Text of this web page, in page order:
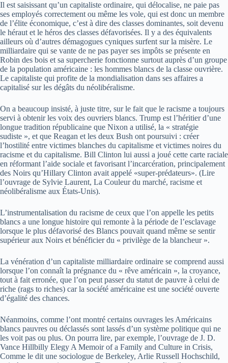
Il est saisissant qu’un capitaliste ordinaire, qui délocalise, ne paie pas
ses employés correctement ou même les vole, qui est donc un membre
de l’élite économique, c’est à dire des classes dominantes, soit devenu
le héraut et le héros des classes défavorisées. Il y a des équivalents
ailleurs où d’autres démagogues cyniques surfent sur la misère. Le
milliardaire qui se vante de ne pas payer ses impôts se présente en
Robin des bois et sa supercherie fonctionne surtout auprès d’un groupe
de la population américaine : les hommes blancs de la classe ouvrière.
Le capitaliste qui profite de la mondialisation dans ses affaires a
capitalisé sur les dégâts du néolibéralisme.
On a beaucoup insisté, à juste titre, sur le fait que le racisme a toujours
servi à obtenir les voix des ouvriers blancs. Trump est l’héritier d’une
longue tradition républicaine que Nixon a utilisé, la « stratégie
sudiste », et que Reagan et les deux Bush ont poursuivi : créer
l’hostilité entre victimes blanches du capitalisme et victimes noires du
racisme et du capitalisme. Bill Clinton lui aussi a joué cette carte raciale
en réformant l’aide sociale et favorisant l’incarcération, principalement
des Noirs qu’Hillary Clinton avait appelé «super-prédateurs». (Lire
l’ouvrage de Sylvie Laurent, La Couleur du marché, racisme et
néolibéralisme aux États-Unis).
L’instrumentalisation du racisme de ceux que l’on appelle les petits
blancs a une longue histoire qui remonte à la période de l’esclavage
lorsque le plus défavorisé des Blancs pouvait quand même se sentir
supérieur aux Noirs et bénéficier du « privilège de la blancheur ».
La vénération d’un capitaliste milliardaire ordinaire se comprend aussi
lorsque l’on connaît la prégnance du « rêve américain », la croyance,
tout à fait erronée, que l’on peut passer du statut de pauvre à celui de
riche (rags to riches) car la société américaine est une société ouverte
d’égalité des chances.
Néanmoins, comme l’ont montré certains ouvrages les Américains
blancs pauvres ou déclassés sont lassés d’un système politique qui ne
les voit pas ou plus. On pourra lire, par exemple, l’ouvrage de J. D.
Vance Hillbilly Elegy A Memoir of a Family and Culture in Crisis,
Comme le dit une sociologue de Berkeley, Arlie Russell Hochschild,